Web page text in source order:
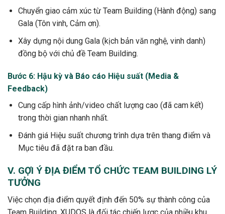
Chuyển giao cảm xúc từ Team Building (Hành động) sang
Gala (Tôn vinh, Cảm ơn).
Xây dựng nội dung Gala (kịch bản văn nghệ, vinh danh)
đồng bộ với chủ đề Team Building.
Bước 6: Hậu kỳ và Báo cáo Hiệu suất (Media &
Feedback)
Cung cấp hình ảnh/video chất lượng cao (đã cam kết)
trong thời gian nhanh nhất.
Đánh giá Hiệu suất chương trình dựa trên thang điểm và
Mục tiêu đã đặt ra ban đầu.
V. GỢI Ý ĐỊA ĐIỂM TỔ CHỨC TEAM BUILDING LÝ
TƯỞNG
Việc chọn địa điểm quyết định đến 50% sự thành công của